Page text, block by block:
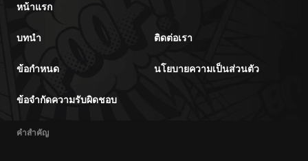
หน้าแรก
บทนำ ติดต่อเรา
ข้อกำหนด นโยบายความเป็นส่วนตัว
ข้อจำกัดความรับผิดชอบ
คำสำคัญ